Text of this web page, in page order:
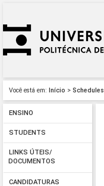
Você está em: Início > Schedules
ENSINO
STUDENTS
LINKS ÚTEIS/
DOCUMENTOS
CANDIDATURAS